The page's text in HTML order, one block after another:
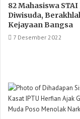
82 Mahasiswa STAI
Diwisuda,
Kejayaan Bangsa
7 Desember 2022